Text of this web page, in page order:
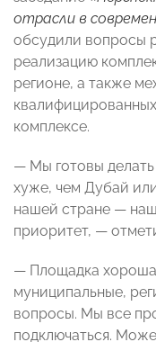
отрасли в
обсудили вопросы
реализацию
регионе, а также
комплексе.
— Мы готовы
хуже, чем Дубай
нашей стране —
приоритет, —
­— Площадка хороша
муниципальные,
вопросы. Мы все
подключаться.